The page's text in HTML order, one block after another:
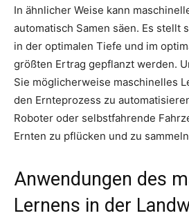
In ähnlicher Weise kann
automatisch Samen säen. Es stellt
in der optimalen Tiefe und im
größten Ertrag gepflanzt werden.
Sie möglicherweise maschinelles
den Ernteprozess zu
Roboter oder selbstfahrende
Ernten zu pflücken und zu
Anwendungen des
Lernens in der